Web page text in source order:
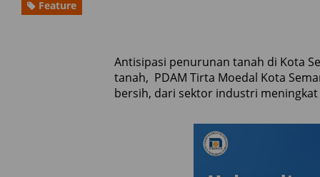
Feature
Antisipasi penurunan tanah di Kota
tanah, PDAM Tirta Moedal Kota
bersih, dari sektor industri